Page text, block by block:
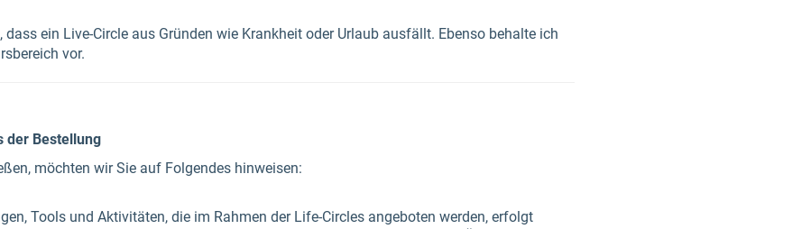
ein Live-Circle aus Gründen wie Krankheit oder Urlaub ausfällt. Ebenso behalte ich
vor.
der Bestellung
möchten wir Sie auf Folgendes hinweisen:
Tools und Aktivitäten, die im Rahmen der Life-Circles angeboten werden, erfolgt